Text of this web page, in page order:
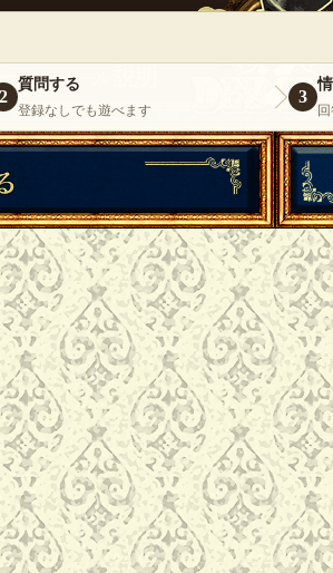
』
2
質問する
登録なしでも遊べます
3